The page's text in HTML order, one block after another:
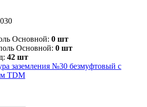
Основной: 0 шт
Основной: 0 шт
42 шт
заземления №30 безмуфтовый с
TDM